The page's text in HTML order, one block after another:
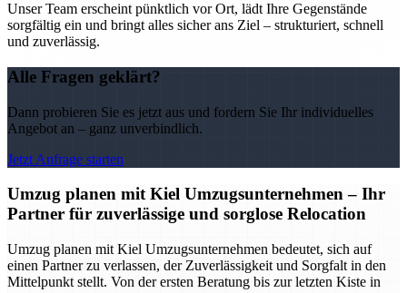
Unser Team erscheint pünktlich vor Ort, lädt Ihre Gegenstände
sorgfältig ein und bringt alles sicher ans Ziel – strukturiert, schnell
und zuverlässig.
Alle Fragen geklärt?
Dann probieren Sie es jetzt aus und fordern Sie Ihr individuelles
Angebot an – ganz unverbindlich.
Jetzt Anfrage starten
Umzug planen mit Kiel Umzugsunternehmen – Ihr
Partner für zuverlässige und sorglose Relocation
Umzug planen mit Kiel Umzugsunternehmen bedeutet, sich auf
einen Partner zu verlassen, der Zuverlässigkeit und Sorgfalt in den
Mittelpunkt stellt. Von der ersten Beratung bis zur letzten Kiste in